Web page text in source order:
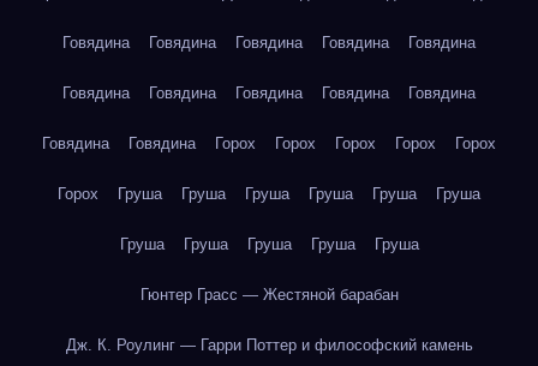
Говядина Говядина Говядина Говядина Говядина
Говядина Говядина Говядина Говядина Говядина
Говядина Говядина Горох Горох Горох Горох Горох
Горох Груша Груша Груша Груша Груша Груша
Груша Груша Груша Груша Груша
Гюнтер Грасс — Жестяной барабан
Дж. К. Роулинг — Гарри Поттер и философский камень